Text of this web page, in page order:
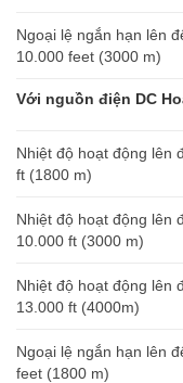
Ngoại lệ ngắn hạn lên
10.000 feet (3000 m)
Với nguồn điện DC
Nhiệt độ hoạt động lên
ft (1800 m)
Nhiệt độ hoạt động lên
10.000 ft (3000 m)
Nhiệt độ hoạt động lên
13.000 ft (4000m)
Ngoại lệ ngắn hạn lên
feet (1800 m)